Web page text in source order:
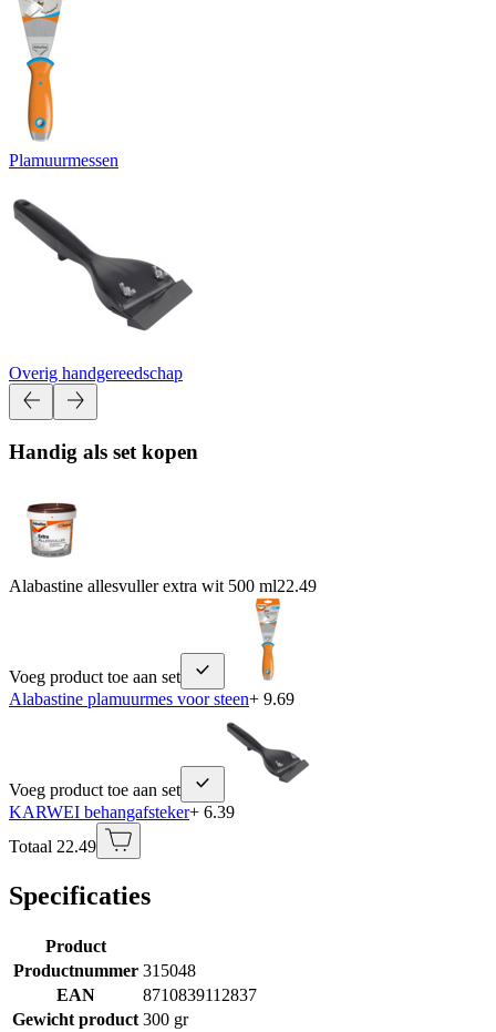
Plamuurmessen
Overig handgereedschap
Handig als set kopen
Alabastine allesvuller extra wit 500 ml22.49
Voeg product toe aan set
Alabastine plamuurmes voor steen+ 9.69
Voeg product toe aan set
KARWEI behangafsteker+ 6.39
Totaal 22.49
Specificaties
Product
Productnummer 315048
EAN
8710839112837
Gewicht product 300 gr